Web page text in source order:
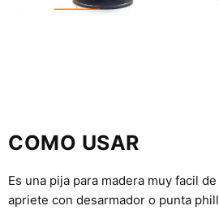
COMO USAR
Es una pija para madera muy facil
apriete con desarmador o punta